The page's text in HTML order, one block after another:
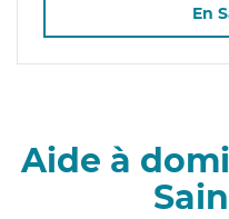
En
Aide à